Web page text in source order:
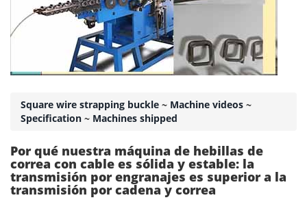
Square wire strapping buckle ~ Machine videos ~
Specification ~ Machines shipped
Por qué nuestra máquina de hebillas de
correa con cable es sólida y estable: la
transmisión por engranajes es superior a la
transmisión por cadena y correa